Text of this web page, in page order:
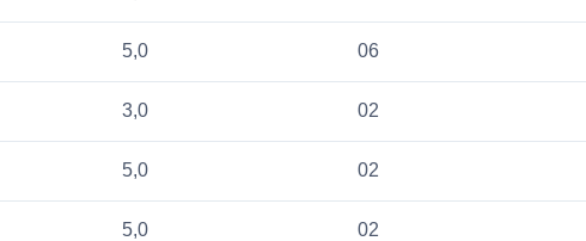
5,0 06
3,0 02
5,0 02
5,0 02